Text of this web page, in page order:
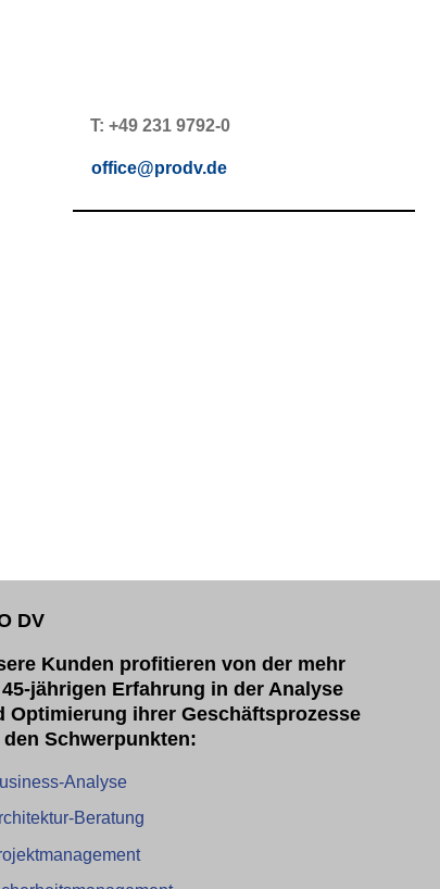
T: +49 231 9792-0
office@prodv.de
DV
Kunden profitieren von der mehr
jährigen Erfahrung in der Analyse
Optimierung ihrer Geschäftsprozesse
den Schwerpunkten:
Analyse
Beratung